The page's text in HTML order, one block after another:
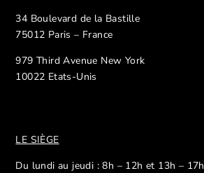
34 Boulevard de la Bastille
75012 Paris – France
979 Third Avenue New York
10022 Etats-Unis
LE SIÈGE
Du lundi au jeudi : 8h – 12h et 13h – 17h